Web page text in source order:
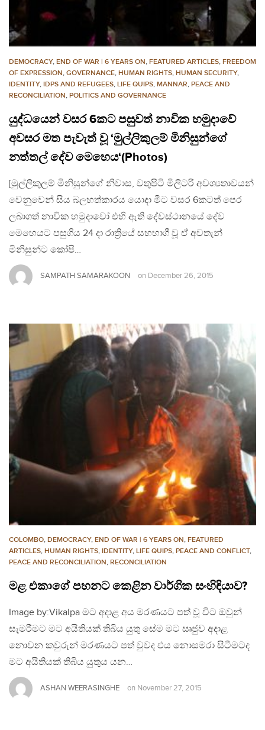
DEMOCRACY, END OF WAR | 6 YEARS ON, FEATURED ARTICLES, FREEDOM
OF EXPRESSION, GOVERNANCE, HUMAN RIGHTS, HUMAN SECURITY,
IDENTITY, IDPS AND REFUGEES, LIFE QUIPS, MANNAR, PEACE AND
RECONCILIATION, POLITICS AND GOVERNANCE
යුද්ධයෙන් වසර 6කට පසුවත් නාවික හමුදාවේ
අවසර මත පැවැත් වූ ‘මුල්ලිකුලම් මිනිසුන්ගේ
නත්තල් දේව මෙහෙය‘(Photos)
[මුල්ලිකුලම් මිනිසුන්ගේ නිවාස, වතුපිටි මිලිටරි අවශ්‍යතාවයන්
වෙනුවෙන් සිය බලහත්කාරය යොදා මීට වසර 6කටත් පෙර
ලබාගත් නාවික හමුදාවෝ එහි ඇති දේවස්ථානයේ දේව
මෙහෙයට පසුගිය 24 දා රාත්‍රියේ සහභාගී වූ ඒ අවතැන්
මිනිසුන්ට කෝපි…
SAMPATH SAMARAKOON on December 26, 2015
COLOMBO, DEMOCRACY, END OF WAR | 6 YEARS ON, FEATURED
ARTICLES, HUMAN RIGHTS, IDENTITY, LIFE QUIPS, PEACE AND CONFLICT,
PEACE AND RECONCILIATION, RECONCILIATION
මළ එකාගේ පහනට කෙළින වාර්ගික සංහිඳියාව?
Image by:Vikalpa මට අදාළ අය මරණයට පත් වූ විට ඔවුන්
සැමරීමට මට අයිතියක් තිබිය යුතු සේම මට ඍජුව අදාළ
නොවන කවුරුන් මරණයට පත් වුවද එය නොසමරා සිටීමටද
මට අයිතියක් තිබිය යුතුය යන…
ASHAN WEERASINGHE on November 27, 2015